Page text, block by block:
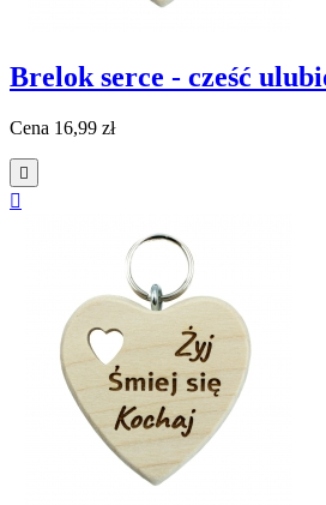
Brelok serce - cześć
Cena 16,99 zł

